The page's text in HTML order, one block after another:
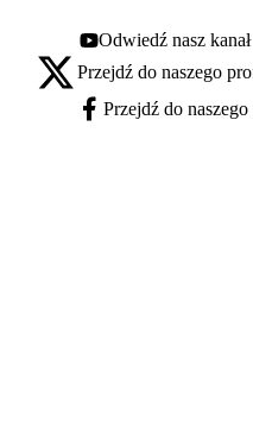
Youtube - otwiera się w nowej
Odwiedź nasz
X - otwiera się w nowej karcie
Przejdź do naszego
Facebook - otwiera się w
Przejdź do